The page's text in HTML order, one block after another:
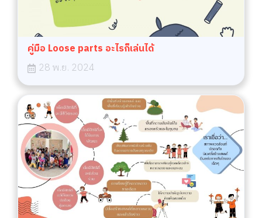
คู่มือ Loose parts อะไรก็เล่นได้
28 พ.ย. 2024